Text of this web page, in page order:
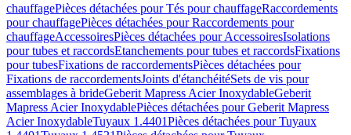
chauffagePièces détachées pour Tés pour chauffageRaccordements
pour chauffagePièces détachées pour Raccordements pour
chauffageAccessoiresPièces détachées pour AccessoiresIsolations
pour tubes et raccordsEtanchements pour tubes et raccordsFixations
pour tubesFixations de raccordementsPièces détachées pour
Fixations de raccordementsJoints d'étanchéitéSets de vis pour
assemblages à brideGeberit Mapress Acier InoxydableGeberit
Mapress Acier InoxydablePièces détachées pour Geberit Mapress
Acier InoxydableTuyaux 1.4401Pièces détachées pour Tuyaux